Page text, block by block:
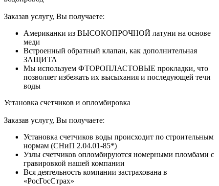
Заказав услугу, Вы получаете:
Американки из ВЫСОКОПРОЧНОЙ латуни на основе
меди
Встроенный обратный клапан, как дополнительная
ЗАЩИТА
Мы используем ФТОРОПЛАСТОВЫЕ прокладки, что
позволяет избежать их высыхания и последующей течи
воды
Установка счетчиков и опломбировка
Заказав услугу, Вы получаете:
Установка счетчиков воды происходит по строительным
нормам (СНиП 2.04.01-85*)
Узлы счетчиков опломбируются номерными пломбами с
гравировкой нашей компании
Вся деятельность компании застрахована в
«РосГосСтрах»